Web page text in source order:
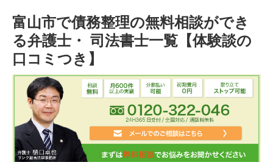
着手金無料で選ぶ
女性専門で選ぶ
24時間年中無休で選ぶ
匿名借金相談
富山市で債務整理の無料相談ができ
る弁護士・ 司法書士一覧【体験談の
口コミつき】